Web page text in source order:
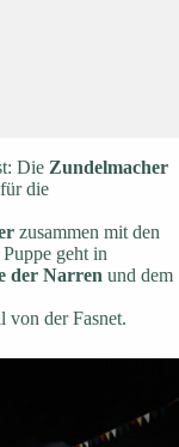
Die Zundelmacher
die
zusammen mit den
geht in
der Narren und dem
von der Fasnet.